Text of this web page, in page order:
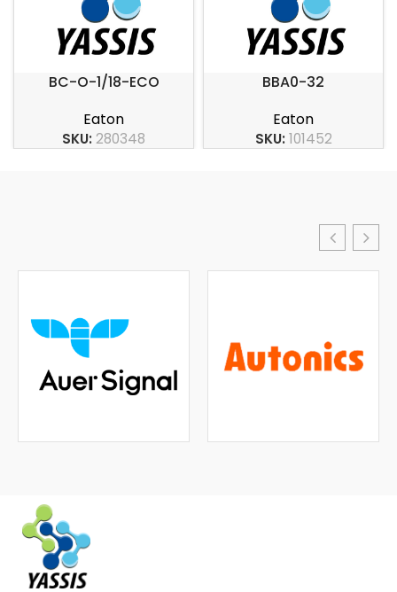
BC-O-1/18-ECO
Eaton
SKU:280348
BBA0-32
Eaton
SKU:101452